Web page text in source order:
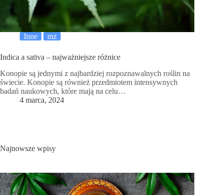
Inne mz
Indica a sativa – najważniejsze różnice
Konopie są jednymi z najbardziej rozpoznawalnych roślin na
świecie. Konopie są również przedmiotem intensywnych
badań naukowych, które mają na celu…
4 marca, 2024
Najnowsze wpisy